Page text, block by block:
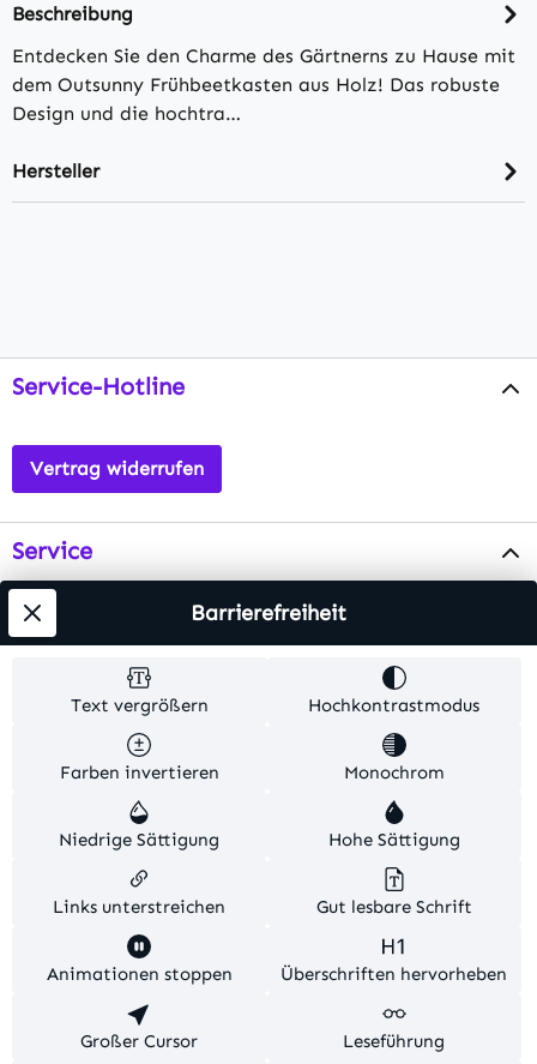
Beschreibung
Entdecken Sie den Charme des Gärtnerns zu Hause mit
dem Outsunny Frühbeetkasten aus Holz! Das robuste
Design und die hochtra…
Hersteller
Service-Hotline
Vertrag widerrufen
Service
Info
Alle Preise inkl. gesetzl. Mehrwertsteuer zzgl.
Versandkosten . Alle Artikelangaben sind
Herstellerangaben und ohne Gewähr.
© 2026 MKV24 – Alle Rechte vorbehalten. Theme by
TC-Innovations
Text vergrößern Hochkontrastmodus
Farben invertieren Monochrom
Niedrige Sättigung Hohe Sättigung
Links unterstreichen Gut lesbare Schrift
Animationen stoppen Überschriften hervorheben
Großer Cursor Leseführung
Barrierefreiheit
Diese Website verwendet Cookies, um eine bestmögliche
Erfahrung bieten zu können.
Nur technisch notwendige
Konfigurieren